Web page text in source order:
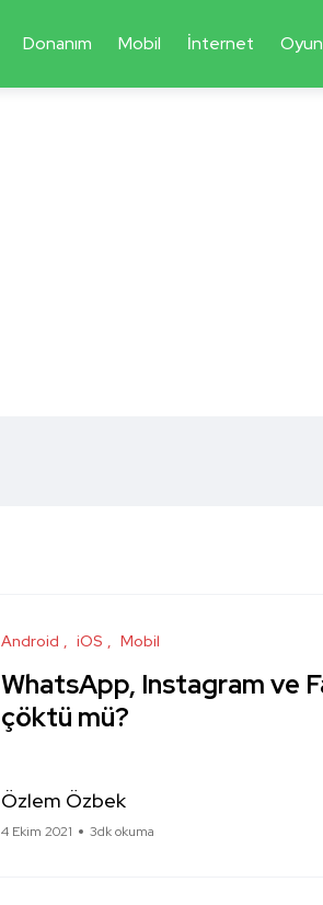
Donanım Mobil İnternet Oyun
Android iOS Mobil
WhatsApp, Instagram ve
çöktü mü?
Özlem Özbek
4 Ekim 2021 3dk okuma